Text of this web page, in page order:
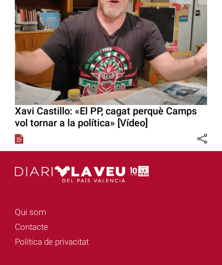
Xavi Castillo: «El PP, cagat perquè Camps
vol tornar a la política» [Vídeo]
Qui som
Contacte
Política de privacitat